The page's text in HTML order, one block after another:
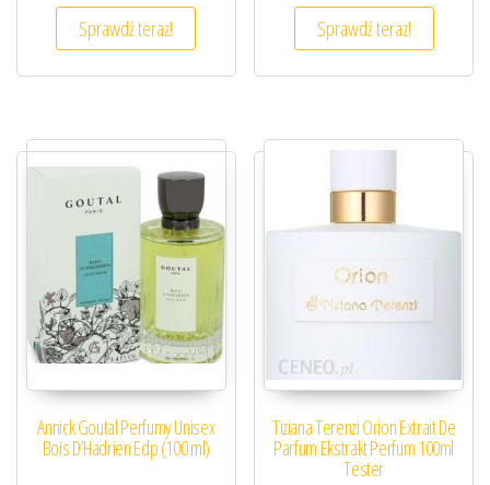
Sprawdź teraz! Sprawdź teraz!
Annick Goutal Perfumy Unisex
Bois D’Hadrien Edp (100 ml)
Tiziana Terenzi Orion Extrait De
Parfum Ekstrakt Perfum 100ml
Tester